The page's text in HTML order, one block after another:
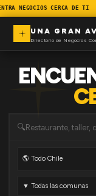
NEGOCIOS CERCA DE TI
UNA GRAN
Directorio de Negocios
🔍